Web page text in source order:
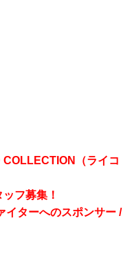
（ライコ
フ募集！
ターへのスポンサー /